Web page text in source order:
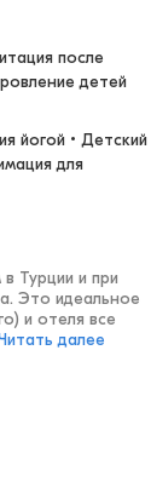
после
детей
йогой • Детский
для
Турции и при
Это идеальное
и отеля все
далее